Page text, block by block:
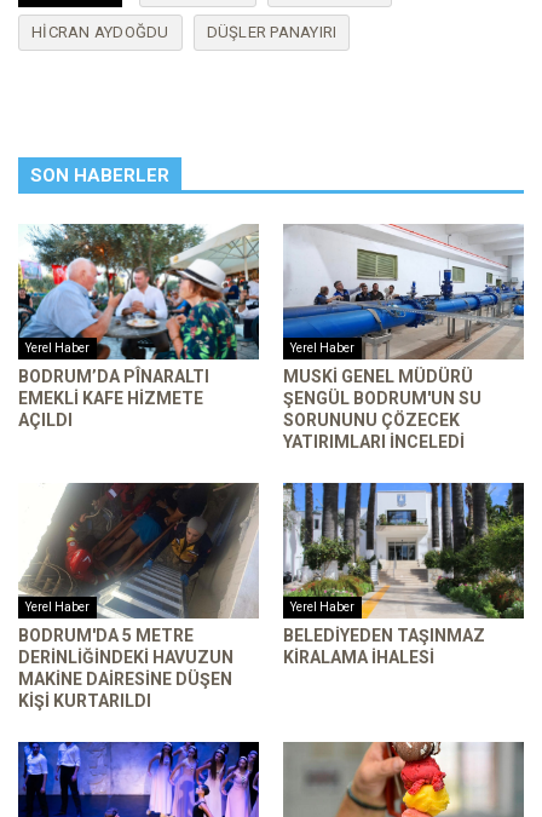
HICRAN AYDOĞDU DÜŞLER PANAYIRI
SON HABERLER
Yerel Haber
BODRUM’DA PÎNARALTI
EMEKLI KAFE HIZMETE
AÇILDI
Yerel Haber
MUSKİ GENEL MÜDÜRÜ
ŞENGÜL BODRUM'UN SU
SORUNUNU ÇÖZECEK
YATIRIMLARI INCELEDI
Yerel Haber
BODRUM'DA 5 METRE
DERINLIĞINDEKI HAVUZUN
MAKINE DAIRESINE DÜŞEN
KIŞI KURTARILDI
Yerel Haber
BELEDIYEDEN TAŞINMAZ
KIRALAMA İHALESI